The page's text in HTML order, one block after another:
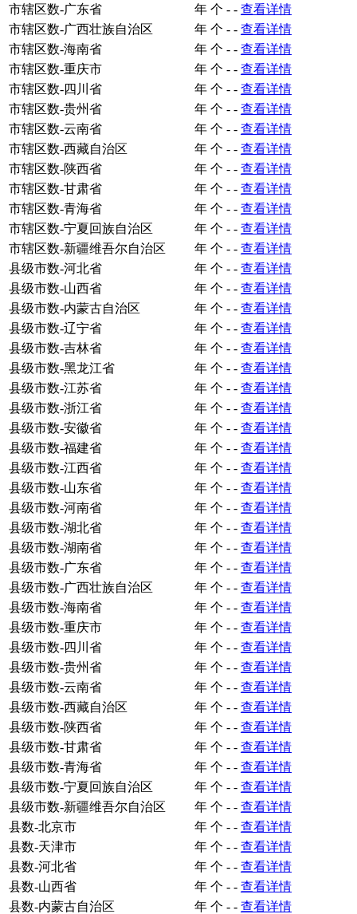
市辖区数-广东省
年 个 - - 查看详情
市辖区数-广西壮族自治区
年 个 - - 查看详情
市辖区数-海南省
年 个 - - 查看详情
市辖区数-重庆市
年 个 - - 查看详情
市辖区数-四川省
年 个 - - 查看详情
市辖区数-贵州省
年 个 - - 查看详情
市辖区数-云南省
年 个 - - 查看详情
市辖区数-西藏自治区
年 个 - - 查看详情
市辖区数-陕西省
年 个 - - 查看详情
市辖区数-甘肃省
年 个 - - 查看详情
市辖区数-青海省
年 个 - - 查看详情
市辖区数-宁夏回族自治区
年 个 - - 查看详情
市辖区数-新疆维吾尔自治区
年 个 - - 查看详情
县级市数-河北省
年 个 - - 查看详情
县级市数-山西省
年 个 - - 查看详情
县级市数-内蒙古自治区
年 个 - - 查看详情
县级市数-辽宁省
年 个 - - 查看详情
县级市数-吉林省
年 个 - - 查看详情
县级市数-黑龙江省
年 个 - - 查看详情
县级市数-江苏省
年 个 - - 查看详情
县级市数-浙江省
年 个 - - 查看详情
县级市数-安徽省
年 个 - - 查看详情
县级市数-福建省
年 个 - - 查看详情
县级市数-江西省
年 个 - - 查看详情
县级市数-山东省
年 个 - - 查看详情
县级市数-河南省
年 个 - - 查看详情
县级市数-湖北省
年 个 - - 查看详情
县级市数-湖南省
年 个 - - 查看详情
县级市数-广东省
年 个 - - 查看详情
县级市数-广西壮族自治区
年 个 - - 查看详情
县级市数-海南省
年 个 - - 查看详情
县级市数-重庆市
年 个 - - 查看详情
县级市数-四川省
年 个 - - 查看详情
县级市数-贵州省
年 个 - - 查看详情
县级市数-云南省
年 个 - - 查看详情
县级市数-西藏自治区
年 个 - - 查看详情
县级市数-陕西省
年 个 - - 查看详情
县级市数-甘肃省
年 个 - - 查看详情
县级市数-青海省
年 个 - - 查看详情
县级市数-宁夏回族自治区
年 个 - - 查看详情
县级市数-新疆维吾尔自治区
年 个 - - 查看详情
县数-北京市
年 个 - - 查看详情
县数-天津市
年 个 - - 查看详情
县数-河北省
年 个 - - 查看详情
县数-山西省
年 个 - - 查看详情
县数-内蒙古自治区
年 个 - - 查看详情